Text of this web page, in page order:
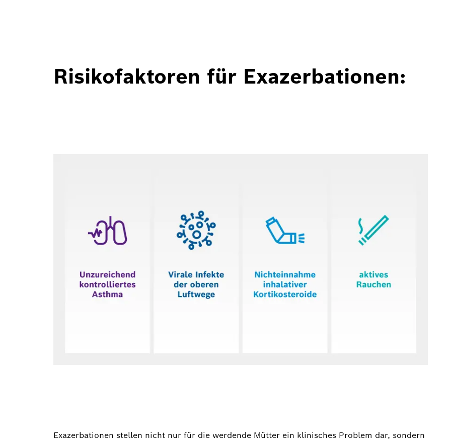
Risikofaktoren für Exazerbationen:
Exazerbationen stellen nicht nur für die werdende Mütter ein klinisches Problem dar, sondern